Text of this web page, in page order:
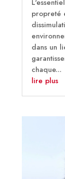
propreté
dans un
chaque...
lire plus